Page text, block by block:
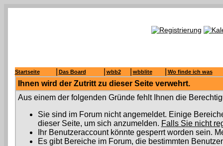
Startseite Das Board wbb2 wbblite Wo finde ich was
Ihnen wird der Zutritt zu dieser Seite verwehrt.
Aus einem der folgenden Gründe fehlt Ihnen die
Sie sind im Forum nicht angemeldet. Einige
dieser Seite, um sich anzumelden. Falls Sie nicht
Ihr Benutzeraccount könnte gesperrt worden sein.
Es gibt Bereiche im Forum, die bestimmten